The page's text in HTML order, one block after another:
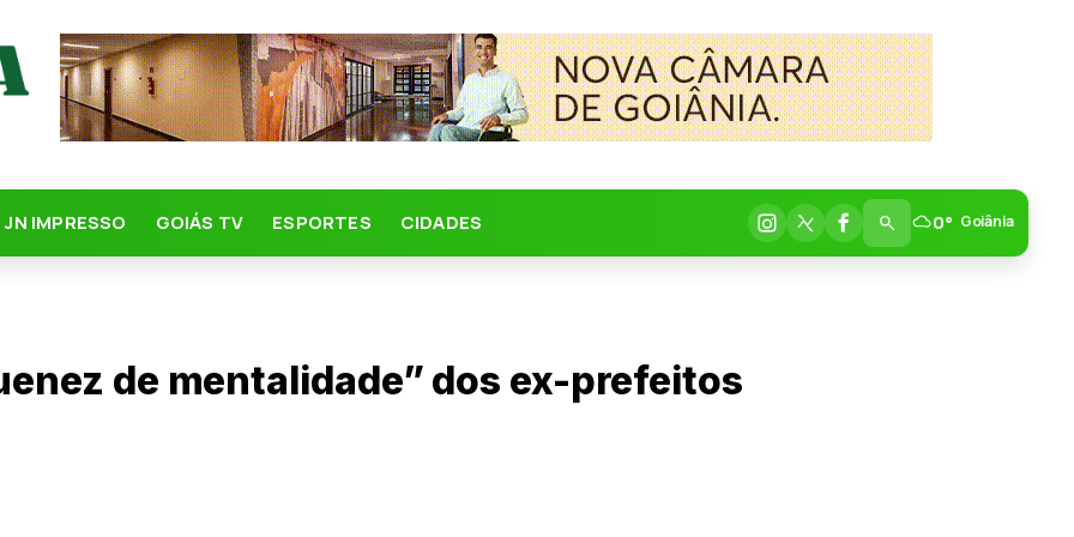
JN IMPRESSO GOIÁS TV ESPORTES CIDADES 0° Goiânia
de mentalidade” dos ex-prefeitos